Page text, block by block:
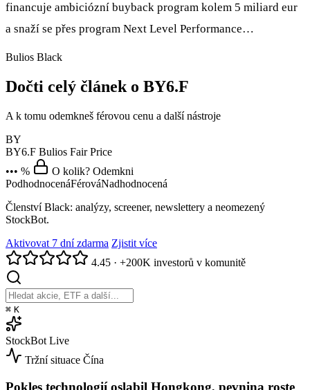
financuje ambiciózní buyback program kolem 5 miliard eur
a snaží se přes program Next Level Performance…
Bulios Black
Dočti celý článek o BY6.F
A k tomu odemkneš férovou cenu a další nástroje
BY
BY6.F Bulios Fair Price
••• %
O kolik? Odemkni
PodhodnocenáFérováNadhodnocená
Členství Black: analýzy, screener, newslettery a neomezený
StockBot.
Aktivovat 7 dní zdarma Zjistit více
4.45 · +200K investorů v komunitě
⌘ K
StockBot Live
Tržní situace Čína
Pokles technologií oslabil Hongkong, pevnina roste